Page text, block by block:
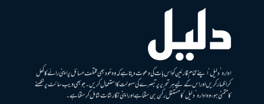
ادارہ ’دلیل‘ اپنے تمام قارئین کو اس بات کی دعوت دیتا ہے کہ وہ خود بھی مختلف مسائل پر اپنی رائے کا کھل
کر اظہار کریں اور اس کے لیے ہر تحریر پر تبصرے کی سہولت کا استعمال کریں۔ جو بھی ویب سائٹ پر لکھنے
کا متمنی ہو، وہ ادارہ ’دلیل‘ کا مستقل رکن بن سکتا ہے اور اپنی نگارشات شامل کرسکتا ہے۔